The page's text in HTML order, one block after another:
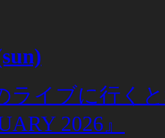
ライブに行く
2026』